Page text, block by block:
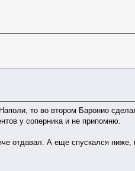
то во втором Баронио
у соперника и не припомню.
отдавал. А еще спускался